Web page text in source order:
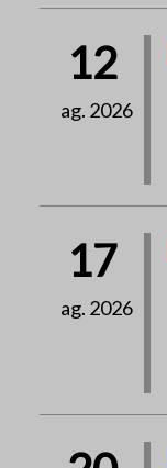
12
ag. 2026
17
ag. 2026